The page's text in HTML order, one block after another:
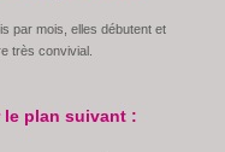
par mois, elles débutent et
très convivial.
plan suivant :